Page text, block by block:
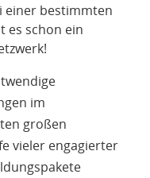
einer bestimmten
es schon ein
im
großen
vieler engagierter